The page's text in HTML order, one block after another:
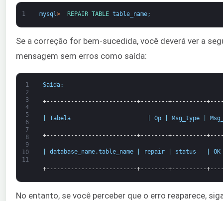
1 mysql> REPAIR TABLE table_name;
Se a correção for bem-sucedida, você deverá ver a
mensagem sem erros como saída:
1
2
3
4
5
6
7
8
9
10
11
Saída:
+--------------------------+--------+----------
Tabela Op Msg_type
+--------------------------+--------+----------
database_name.table_name repair status OK
+--------------------------+--------+----------
No entanto, se você perceber que o erro reaparece,